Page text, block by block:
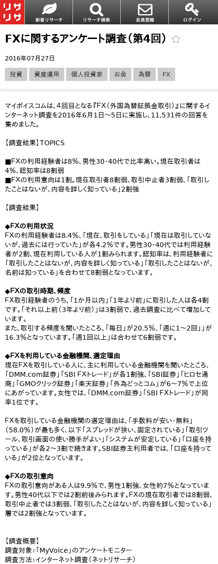
FXに関するアンケート調査（第4回）
2016年07月27日
投資 資産運用 個人投資家 お金 為替 FX
マイボイスコムは、４回目となる『ＦＸ（外国為替証拠金取引）』に関するイ
ンターネット調査を2016年6月1日～5日に実施し、11,531件の回答を
集めました。
【調査結果】TOPICS
■ＦＸの利用経験者は8％、男性30・40代で比率高い。現在取引者は
4％、認知率は8割弱
■ＦＸの利用意向は1割。現在取引者8割弱、取引中止者3割弱、「取引し
たことはないが、内容を詳しく知っている」2割強
【調査結果】
◆ＦＸの利用状況
ＦＸの利用経験者は8.4％、「現在、取引をしている」「現在は取引していな
いが、過去には行っていた」が各4.2％です。男性30・40代では利用経験
者が2割、現在利用している人が1割みられます。認知率は、利用経験者に
「取引したことはないが、内容を詳しく知っている」「取引したことはないが、
名前は知っている」を合わせて8割弱となっています。
◆ＦＸの取引時期、頻度
ＦＸ取引経験者のうち、「1か月以内」「1年より前」に取引した人は各4割
です。「それ以上前（3年より前）」は3割弱で、過去調査に比べて増加して
います。
また、取引する頻度を聞いたところ、「毎日」が20.5％、「週に1～2回」」が
16.3％となっています。「週1回以上」は合わせて6割弱です。
◆ＦＸを利用している金融機関、選定理由
現在ＦＸを取引している人に、主に利用している金融機関を聞いたところ、
「DMM.com証券」「SBI ＦＸトレード」が各1割強、「SBI証券」「ヒロセ通
商」「GMOクリック証券」「楽天証券」「外為どっとコム」が6～7％で上位
にあがっています。女性では、「DMM.com証券」「SBI ＦＸトレード」が同
率1位です。
ＦＸを取引している金融機関の選定理由は、「手数料が安い・無料」
（58.0％）が最も多く、以下「スプレッドが狭い、固定されている」「取引ツ
ール、取引画面の使い勝手がよい」「システムが安定している」「口座を持
っている」が各2～3割で続きます。SBI証券主利用者では、「口座を持って
いる」が2位となっています。
◆ＦＸの取引意向
ＦＸの取引意向がある人は9.9％で、男性1割強、女性約7％となっていま
す。男性40代以下では2割前後みられます。ＦＸの現在取引者では8割弱、
取引中止者では3割弱、「取引したことはないが、内容を詳しく知っている」
層では2割強となっています。
【調査概要】
調査対象：「MyVoice」のアンケートモニター
調査方法：インターネット調査（ネットリサーチ）